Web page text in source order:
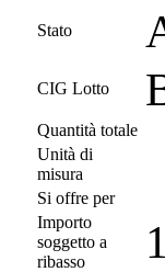
Stato
CIG Lotto
Quantità totale
Unità di
misura
Si offre per
Importo
soggetto a
ribasso